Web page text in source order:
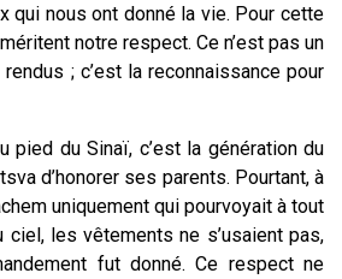
qui nous ont donné la vie. Pour cette
notre respect. Ce n’est pas un
; c’est la reconnaissance pour
pied du Sinaï, c’est la génération du
d’honorer ses parents. Pourtant, à
uniquement qui pourvoyait à tout
ciel, les vêtements ne s’usaient pas,
fut donné. Ce respect ne